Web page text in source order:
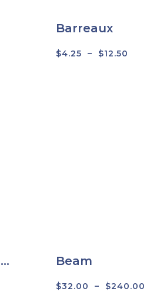
Barreaux
$4.25 – $12.50
Beam
$32.00 – $240.00